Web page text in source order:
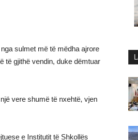
sulmet më të mëdha ajrore
të gjithë vendin, duke dëmtuar
vere shumë të nxehtë, vjen
e Institutit të Shkollës